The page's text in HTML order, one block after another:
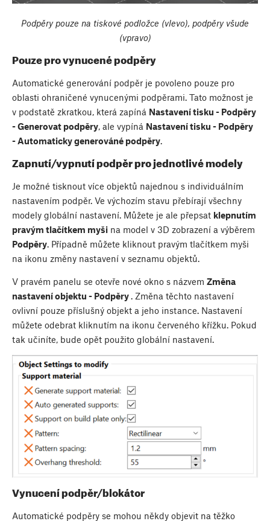
Podpěry pouze na tiskové podložce (vlevo), podpěry všude
(vpravo)
Pouze pro vynucené podpěry
Automatické generování podpěr je povoleno pouze pro
oblasti ohraničené vynucenými podpěrami. Tato možnost je
v podstatě zkratkou, která zapíná Nastavení tisku - Podpěry
- Generovat podpěry, ale vypíná Nastavení tisku - Podpěry
- Automaticky generováné podpěry.
Zapnutí/vypnutí podpěr pro jednotlivé modely
Je možné tisknout více objektů najednou s individuálním
nastavením podpěr. Ve výchozím stavu přebírají všechny
modely globální nastavení. Můžete je ale přepsat klepnutím
pravým tlačítkem myši na model v 3D zobrazení a výběrem
Podpěry . Případně můžete kliknout pravým tlačítkem myši
na ikonu změny nastavení v seznamu objektů.
V pravém panelu se otevře nové okno s názvem Změna
nastavení objektu - Podpěry . Změna těchto nastavení
ovlivní pouze příslušný objekt a jeho instance. Nastavení
můžete odebrat kliknutím na ikonu červeného křížku. Pokud
tak učiníte, bude opět použito globální nastavení.
Vynucení podpěr/blokátor
Automatické podpěry se mohou někdy objevit na těžko